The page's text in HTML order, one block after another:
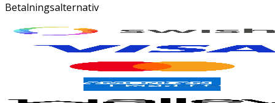
Betalningsalternativ